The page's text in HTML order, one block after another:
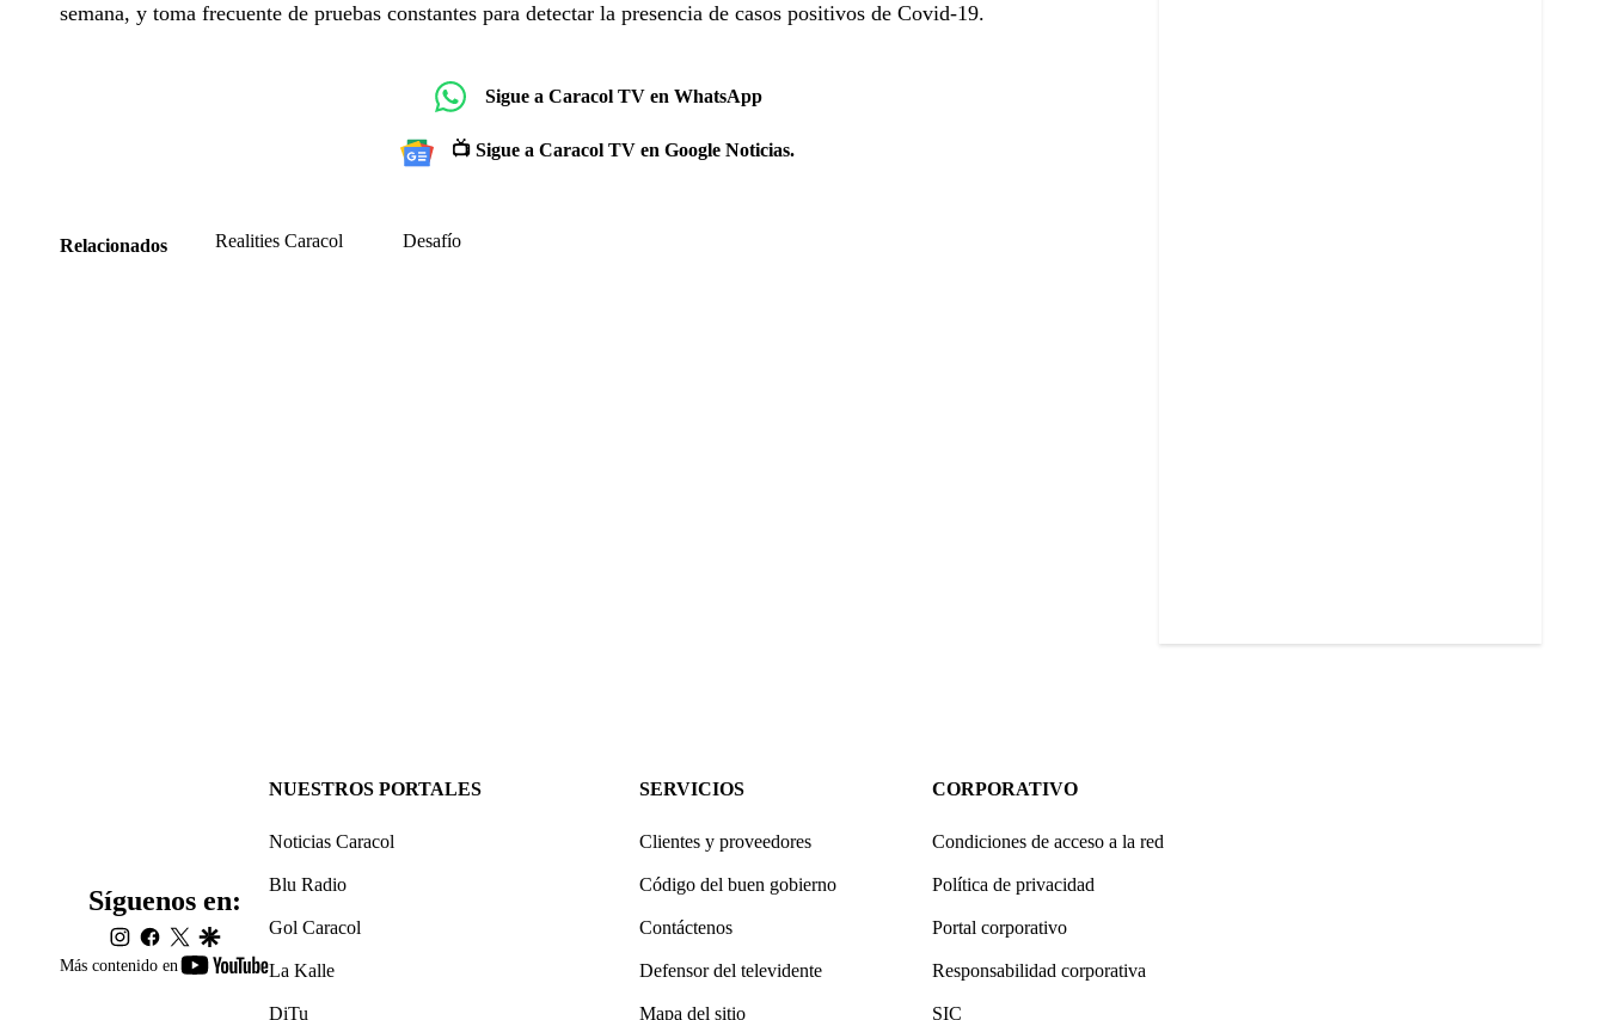
semana, y toma frecuente de pruebas constantes para detectar la presencia de casos positivos de Covid-19.
Sigue a Caracol TV en WhatsApp
📺 Sigue a Caracol TV en Google Noticias.
Relacionados Realities Caracol Desafío
Más contenido en
youtube-
Síguenos en:
instagram
facebook
twittergoogle
NUESTROS PORTALES
Noticias Caracol
Blu Radio
Gol Caracol
La Kalle
DiTu
SERVICIOS
Clientes y proveedores
Código del buen gobierno
Contáctenos
Defensor del televidente
Mapa del sitio
CORPORATIVO
Condiciones de acceso a la red
Política de privacidad
Portal corporativo
Responsabilidad corporativa
SIC